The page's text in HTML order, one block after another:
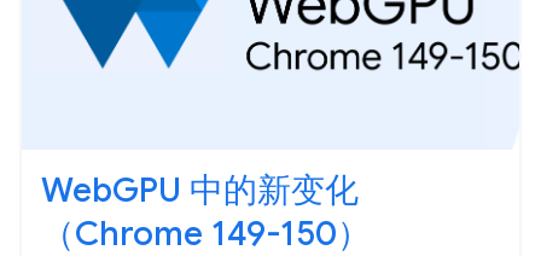
WebGPU 中的新变化
（Chrome 149-150）